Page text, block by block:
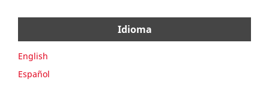
Idioma
English
Español